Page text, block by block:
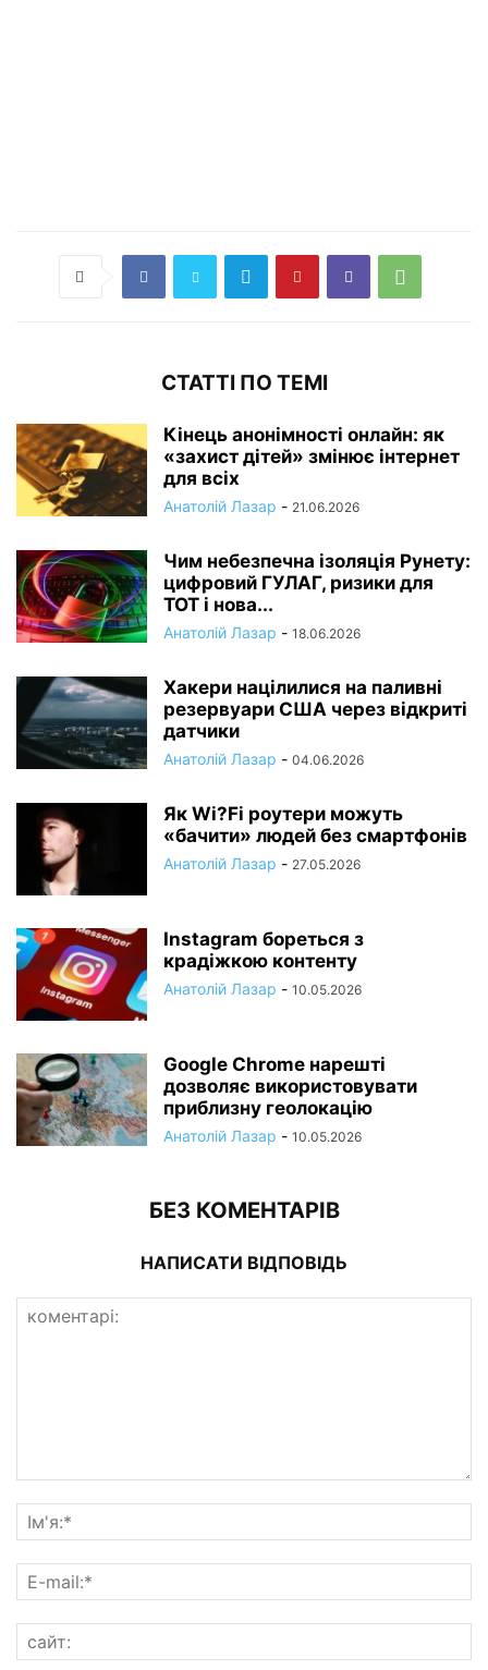
СТАТТІ ПО ТЕМІ
Кінець анонімності онлайн: як
«захист дітей» змінює інтернет
для всіх
Анатолій Лазар - 21.06.2026
Чим небезпечна ізоляція Рунету:
цифровий ГУЛАГ, ризики для
ТОТ і нова...
Анатолій Лазар - 18.06.2026
Хакери націлилися на паливні
резервуари США через відкриті
датчики
Анатолій Лазар - 04.06.2026
Як Wi?Fi роутери можуть
«бачити» людей без смартфонів
Анатолій Лазар - 27.05.2026
Instagram бореться з
крадіжкою контенту
Анатолій Лазар - 10.05.2026
Google Chrome нарешті
дозволяє використовувати
приблизну геолокацію
Анатолій Лазар - 10.05.2026
БЕЗ КОМЕНТАРІВ
НАПИСАТИ ВІДПОВІДЬ